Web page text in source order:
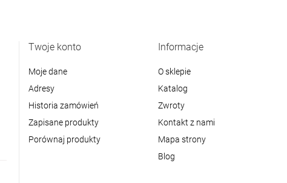
Twoje konto
Moje dane
Adresy
Historia zamówień
Zapisane produkty
Porównaj produkty
Informacje
O sklepie
Katalog
Zwroty
Kontakt z nami
Mapa strony
Blog